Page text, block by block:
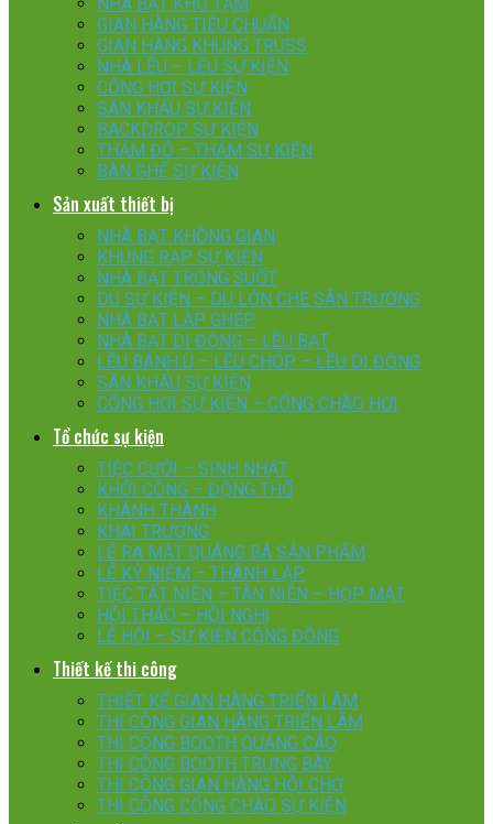
GIAN HÀNG TIÊU CHUẨN
GIAN HÀNG KHUNG TRUSS
NHÀ LỀU – LỀU SỰ KIỆN
CỔNG HƠI SỰ KIỆN
SÂN KHẤU SỰ KIỆN
BACKDROP SỰ KIỆN
THẢM ĐỎ – THẢM SỰ KIỆN
BÀN GHẾ SỰ KIỆN
Sản xuất thiết bị
NHÀ BẠT KHÔNG GIAN
KHUNG RẠP SỰ KIỆN
NHÀ BẠT TRONG SUỐT
DÙ SỰ KIỆN – DÙ LỚN CHE SÂN TRƯỜNG
NHÀ BẠT LẮP GHÉP
NHÀ BẠT DI ĐỘNG – LỀU BẠT
LỀU BÁNH Ú – LỀU CHÓP – LỀU DI ĐỘNG
SÂN KHẤU SỰ KIỆN
CỔNG HƠI SỰ KIỆN – CỔNG CHÀO HƠI
Tổ chức sự kiện
TIỆC CƯỚI – SINH NHẬT
KHỞI CÔNG – ĐỘNG THỔ
KHÁNH THÀNH
KHAI TRƯƠNG
LỄ RA MẮT QUÁNG BÁ SẢN PHẨM
LỄ KỶ NIỆM – THÀNH LẬP
TIỆC TẤT NIÊN – TÂN NIÊN – HỌP MẶT
HỘI THẢO – HỘI NGHỊ
LỄ HỘI – SỰ KIỆN CỘNG ĐỒNG
Thiết kế thi công
THIẾT KẾ GIAN HÀNG TRIỂN LÃM
THI CÔNG GIAN HÀNG TRIỂN LÃM
THI CÔNG BOOTH QUẢNG CÁO
THI CÔNG BOOTH TRƯNG BÀY
THI CÔNG GIAN HÀNG HỘI CHỢ
THI CÔNG CỔNG CHÀO SỰ KIỆN